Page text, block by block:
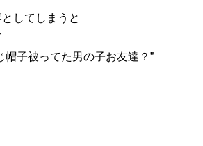
してしまうと
帽子被ってた男の子お友達？”